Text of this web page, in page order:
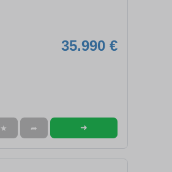
35.990 €
★ ➦ ➜